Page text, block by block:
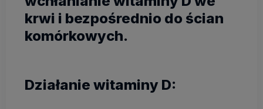
krwi i bezpośrednio do ścian
komórkowych.
Działanie witaminy D: